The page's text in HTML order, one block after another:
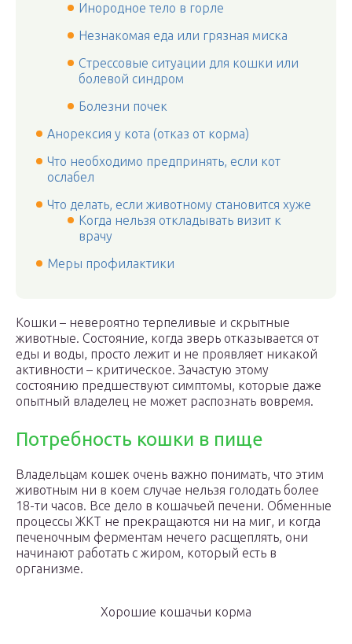
Инородное тело в горле
Незнакомая еда или грязная миска
Стрессовые ситуации для кошки или
болевой синдром
Болезни почек
Анорексия у кота (отказ от корма)
Что необходимо предпринять, если кот
ослабел
Что делать, если животному становится хуже
Когда нельзя откладывать визит к
врачу
Меры профилактики
Кошки – невероятно терпеливые и скрытные
животные. Состояние, когда зверь отказывается от
еды и воды, просто лежит и не проявляет никакой
активности – критическое. Зачастую этому
состоянию предшествуют симптомы, которые даже
опытный владелец не может распознать вовремя.
Потребность кошки в пище
Владельцам кошек очень важно понимать, что этим
животным ни в коем случае нельзя голодать более
18-ти часов. Все дело в кошачьей печени. Обменные
процессы ЖКТ не прекращаются ни на миг, и когда
печеночным ферментам нечего расщеплять, они
начинают работать с жиром, который есть в
организме.
Хорошие кошачьи корма